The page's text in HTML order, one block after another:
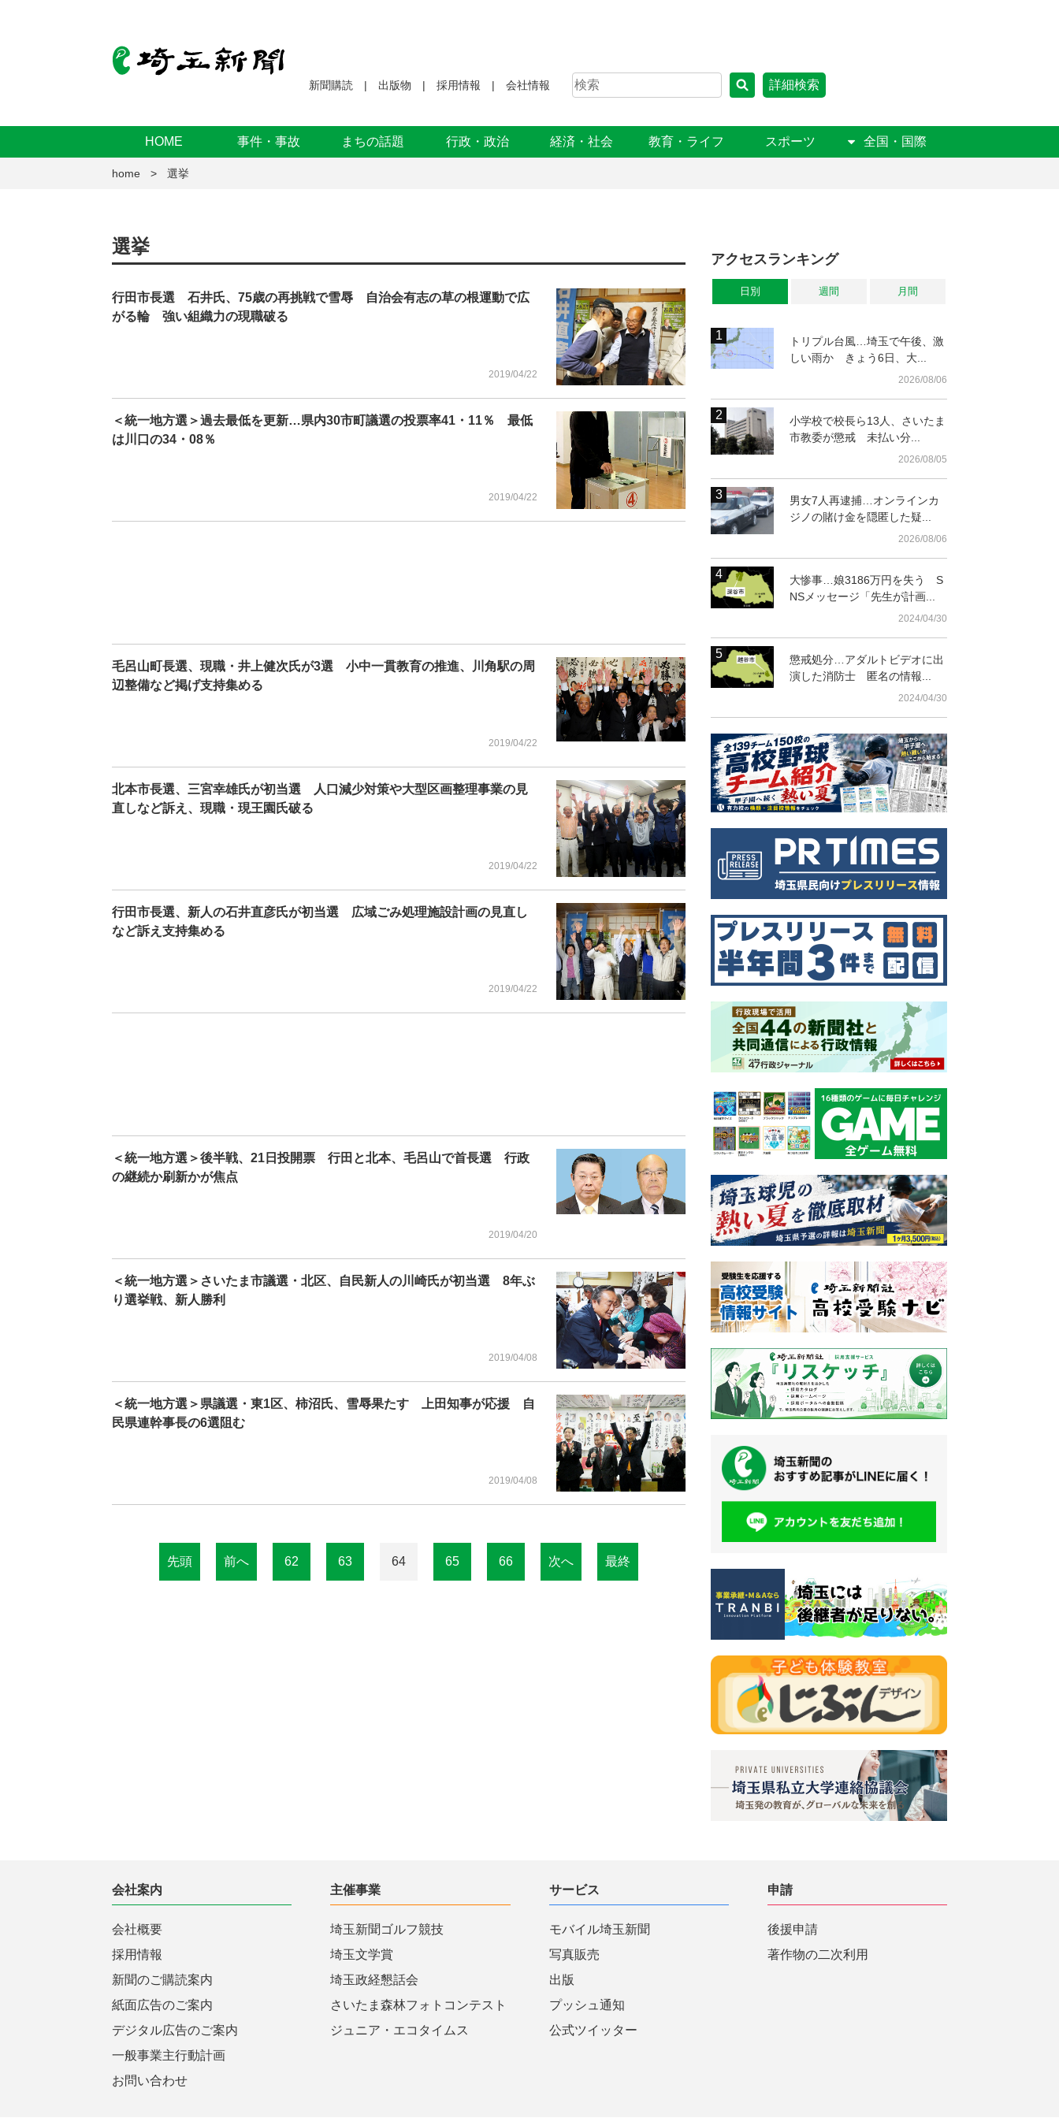
新聞購読 出版物 採用情報 会社情報 詳細検索
HOME 事件・事故 まちの話題 行政・政治 経済・社会 教育・ライフ スポーツ 全国・国際
home 選挙
選挙
行田市長選 石井氏、75歳の再挑戦で雪辱 自治会有志の草の根運動で広
がる輪 強い組織力の現職破る
2019/04/22
＜統一地方選＞過去最低を更新…県内30市町議選の投票率41・11％ 最低
は川口の34・08％
2019/04/22
毛呂山町長選、現職・井上健次氏が3選 小中一貫教育の推進、川角駅の周
辺整備など掲げ支持集める
2019/04/22
北本市長選、三宮幸雄氏が初当選 人口減少対策や大型区画整理事業の見
直しなど訴え、現職・現王園氏破る
2019/04/22
行田市長選、新人の石井直彦氏が初当選 広域ごみ処理施設計画の見直し
など訴え支持集める
2019/04/22
＜統一地方選＞後半戦、21日投開票 行田と北本、毛呂山で首長選 行政
の継続か刷新かが焦点
2019/04/20
＜統一地方選＞さいたま市議選・北区、自民新人の川崎氏が初当選 8年ぶ
り選挙戦、新人勝利
2019/04/08
＜統一地方選＞県議選・東1区、柿沼氏、雪辱果たす 上田知事が応援 自
民県連幹事長の6選阻む
2019/04/08
先頭 前へ 62 63 64 65 66 次へ 最終
アクセスランキング
日別 週間 月間
トリプル台風…埼玉で午後、激
しい雨か きょう6日、大...
2026/08/06
小学校で校長ら13人、さいたま
市教委が懲戒 未払い分...
2026/08/05
男女7人再逮捕…オンラインカ
ジノの賭け金を隠匿した疑...
2026/08/06
大惨事…娘3186万円を失う S
NSメッセージ「先生が計画...
2024/04/30
懲戒処分…アダルトビデオに出
演した消防士 匿名の情報...
2024/04/30
会社案内
会社概要
採用情報
新聞のご購読案内
紙面広告のご案内
デジタル広告のご案内
一般事業主行動計画
お問い合わせ
主催事業
埼玉新聞ゴルフ競技
埼玉文学賞
埼玉政経懇話会
さいたま森林フォトコンテスト
ジュニア・エコタイムス
サービス
モバイル埼玉新聞
写真販売
出版
プッシュ通知
公式ツイッター
申請
後援申請
著作物の二次利用